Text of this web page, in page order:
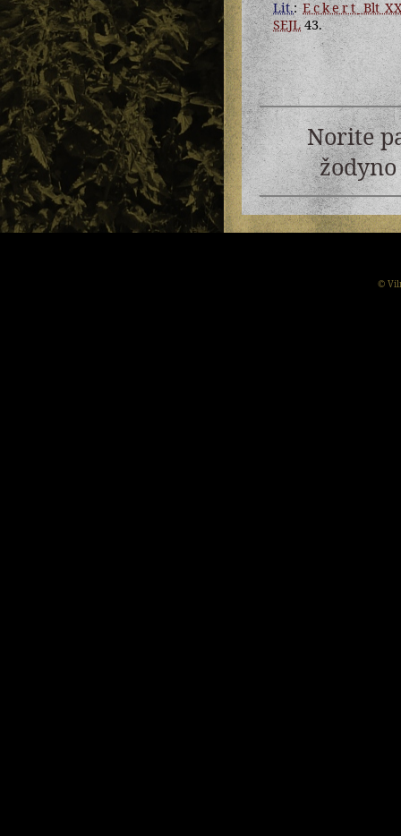
Lit.:EckertBlt
SEJL43.
Norite
©